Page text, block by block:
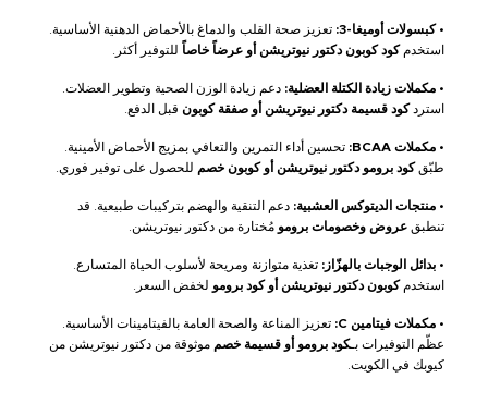
•كبسولات أوميغا-3:
تعزيز صحة القلب والدماغ بالأحماض الدهنية الأساسية.
استخدمكود كوبون دكتور نيوتريشن أو عرضاً خاصاً للتوفير أكثر.
• مكملات زيادة الكتلة العضلية: دعم زيادة الوزن الصحية وتطوير العضلات.
استردكود قسيمة دكتور نيوتريشن أو صفقة كوبون قبل الدفع.
• مكملات BCAA:
تحسين أداء التمرين والتعافي بمزيج الأحماض الأمينية.
طبّقكود برومو دكتور نيوتريشن أو كوبون خصم للحصول على توفير فوري.
• منتجات الديتوكس العشبية: دعم التنقية والهضم بتركيبات طبيعية. قد
تنطبق عروض وخصومات برومو مُختارة من دكتور نيوتريشن.
• بدائل الوجبات بالهزّاز: تغذية متوازنة ومريحة لأسلوب الحياة المتسارع.
استخدمكوبون دكتور نيوتريشن أو كود برومو لخفض السعر.
• مكملات فيتامين C:
تعزيز المناعة والصحة العامة بالفيتامينات الأساسية.
عظّم التوفيرات بـكود برومو أو قسيمة خصم موثوقة من دكتور نيوتريشن من
كيوبك في الكويت.